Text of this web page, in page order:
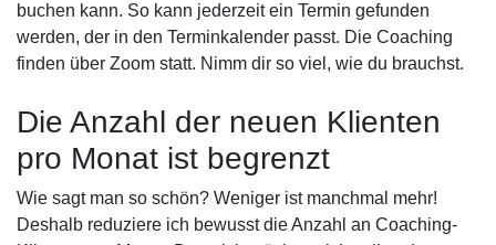
buchen kann. So kann jederzeit ein Termin gefunden
werden, der in den Terminkalender passt. Die Coaching
finden über Zoom statt. Nimm dir so viel, wie du brauchst.
Die Anzahl der neuen Klienten
pro Monat ist begrenzt
Wie sagt man so schön? Weniger ist manchmal mehr!
Deshalb reduziere ich bewusst die Anzahl an Coaching-